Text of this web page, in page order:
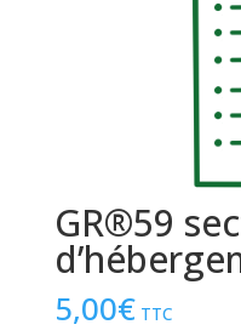
GR®59
5,00€ TTC